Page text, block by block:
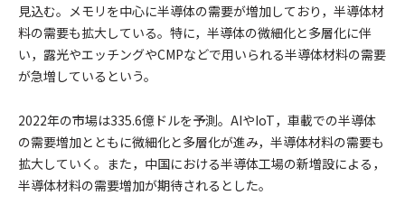
見込む。メモリを中心に半導体の需要が増加しており，半導体材
料の需要も拡大している。特に，半導体の微細化と多層化に伴
い，露光やエッチングやCMPなどで用いられる半導体材料の需要
が急増しているという。
2022年の市場は335.6億ドルを予測。AIやIoT，車載での半導体
の需要増加とともに微細化と多層化が進み，半導体材料の需要も
拡大していく。また，中国における半導体工場の新増設による，
半導体材料の需要増加が期待されるとした。